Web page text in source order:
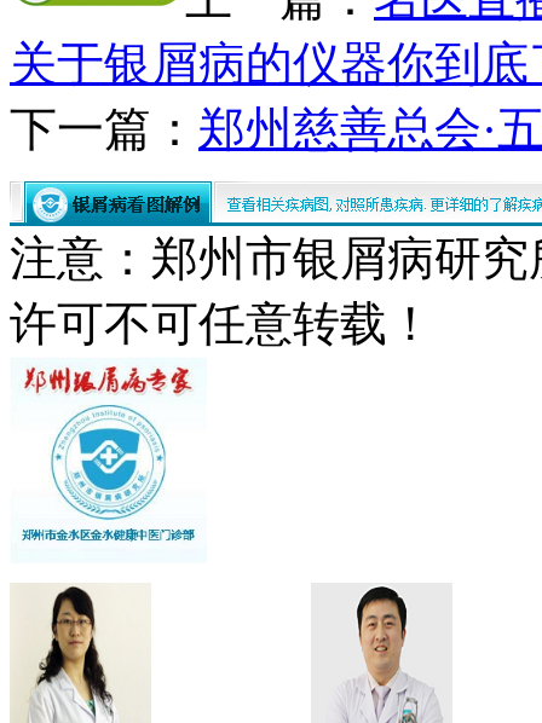
关于银屑病的仪器你到底
下一篇： 郑州慈善总会·
注意：郑州市银屑病研
许可不可任意转载！